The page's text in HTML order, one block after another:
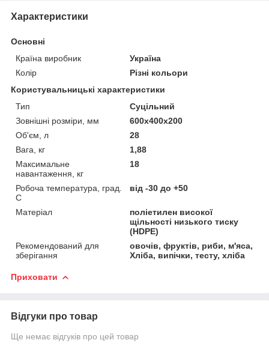
Характеристики
Основні
Країна виробник
Україна
Колір
Різні кольори
Користувальницькі характеристики
Тип
Суцільний
Зовнішні розміри, мм
600х400х200
Об'єм, л
28
Вага, кг
1,88
Максимальне
навантаження, кг
18
Робоча температура, град.
С
від -30 до +50
Матеріал
поліетилен високої
щільності низького тиску
(HDPE)
Рекомендований для
зберігання
овочів, фруктів, риби, м'яса,
Хліба, випічки, тесту, хліба
Приховати
Відгуки про товар
Ще немає відгуків про цей товар